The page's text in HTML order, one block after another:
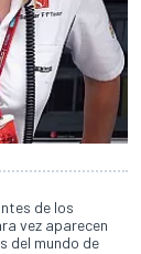
de los
vez aparecen
del mundo de